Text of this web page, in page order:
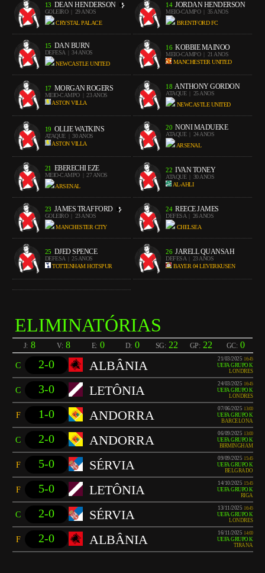
13 DEAN HENDERSON
GOLEIRO
| 29 ANOS
CRYSTAL PALACE
14 JORDAN HENDERSON
MEIO-CAMPO
| 35 ANOS
BRENTFORD FC
15 DAN BURN
DEFESA
| 34 ANOS
NEWCASTLE UNITED
16 KOBBIE MAINOO
MEIO-CAMPO
| 21 ANOS
MANCHESTER UNITED
17 MORGAN ROGERS
MEIO-CAMPO
| 23 ANOS
ASTON VILLA
18 ANTHONY GORDON
ATAQUE
| 25 ANOS
NEWCASTLE UNITED
19 OLLIE WATKINS
ATAQUE
| 30 ANOS
ASTON VILLA
20 NONI MADUEKE
ATAQUE
| 24 ANOS
ARSENAL
21 EBERECHI EZE
MEIO-CAMPO
| 27 ANOS
ARSENAL
22 IVAN TONEY
ATAQUE
| 30 ANOS
AL-AHLI
23 JAMES TRAFFORD
GOLEIRO
| 23 ANOS
MANCHESTER CITY
24 REECE JAMES
DEFESA
| 26 ANOS
CHELSEA
25 DJED SPENCE
DEFESA
| 25 ANOS
TOTTENHAM HOTSPUR
26 JARELL QUANSAH
DEFESA
| 23 ANOS
BAYER 04 LEVERKUSEN
ELIMINATÓRIAS
J: 8 V:8 E: 0 D: 0 SG:22 GP:22 GC: 0
C 2-0 ALBÂNIA 21/03/2025 16:45
UEFA GRUPO K
LONDRES
C 3-0 LETÔNIA 24/03/2025 16:45
UEFA GRUPO K
LONDRES
F 1-0 ANDORRA 07/06/2025 13:00
UEFA GRUPO K
BARCELONA
C 2-0 ANDORRA 06/09/2025 13:00
UEFA GRUPO K
BIRMINGHAM
F 5-0 SÉRVIA 09/09/2025 15:45
UEFA GRUPO K
BELGRADO
F 5-0 LETÔNIA 14/10/2025 15:45
UEFA GRUPO K
RIGA
C 2-0 SÉRVIA 13/11/2025 16:45
UEFA GRUPO K
LONDRES
F 2-0 ALBÂNIA 16/11/2025 14:00
UEFA GRUPO K
TIRANA